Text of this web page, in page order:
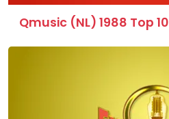
Qmusic (NL) 1988 Top 10